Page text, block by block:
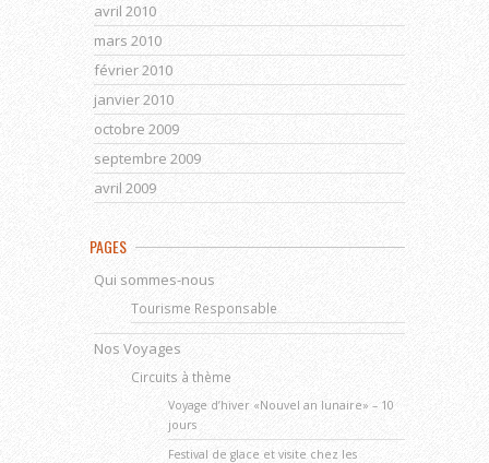
avril 2010
mars 2010
février 2010
janvier 2010
octobre 2009
septembre 2009
avril 2009
PAGES
Qui sommes-nous
Tourisme Responsable
Nos Voyages
Circuits à thème
Voyage d’hiver «Nouvel an lunaire» – 10
jours
Festival de glace et visite chez les